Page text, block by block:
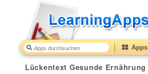
Lückentext Gesunde Ernährung
(from 10 to50)